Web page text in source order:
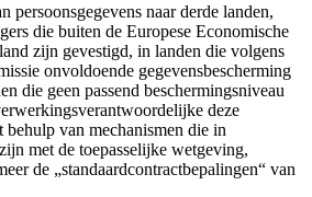
persoonsgegevens naar derde landen,
die buiten de Europese Economische
zijn gevestigd, in landen die volgens
onvoldoende gegevensbescherming
die geen passend beschermingsniveau
deze
behulp van mechanismen die in
met de toepasselijke wetgeving,
de „standaardcontractbepalingen“ van